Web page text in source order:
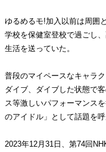
ゆるめるモ!加入以前は周囲
学校を保健室登校で過ごし
生活を送っていた。
普段のマイペースなキャラ
ダイブ、ダイブした状態で
ス等激しいパフォーマンス
のアイドル」として話題を呼
2023年12月31日、第74回